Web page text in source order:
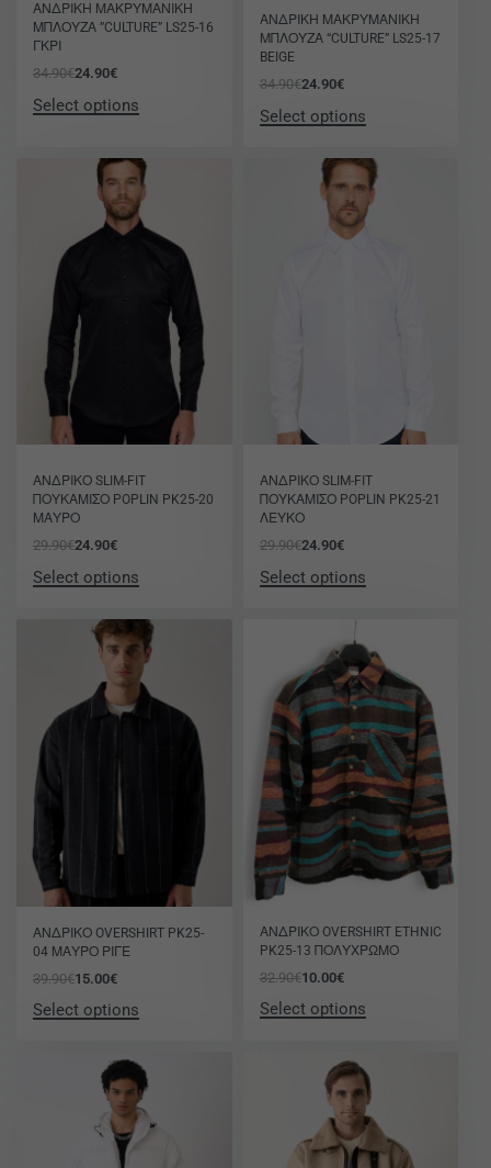
ΑΝΔΡΙΚΗ ΜΑΚΡΥΜΑΝΙΚΗ
ΜΠΛΟΥΖΑ ”CULTURE” LS25-16
ΓΚΡΙ
34.90€24.90€
Select options
ΑΝΔΡΙΚΗ ΜΑΚΡΥΜΑΝΙΚΗ
ΜΠΛΟΥΖΑ “CULTURE” LS25-17
BEIGE
34.90€24.90€
Select options
ΑΝΔΡΙΚΟ SLIM-FIT
ΠΟΥΚΑΜΙΣΟ POPLIN PK25-20
ΜΑΥΡΟ
29.90€24.90€
Select options
ΑΝΔΡΙΚΟ SLIM-FIT
ΠΟΥΚΑΜΙΣΟ POPLIN PK25-21
ΛΕΥΚΟ
29.90€24.90€
Select options
ΑΝΔΡΙΚΟ OVERSHIRT PK25-
04 ΜΑΥΡΟ ΡΙΓΕ
39.90€15.00€
Select options
ΑΝΔΡΙΚΟ OVERSHIRT ETHNIC
PK25-13 ΠΟΛΥΧΡΩΜΟ
32.90€10.00€
Select options